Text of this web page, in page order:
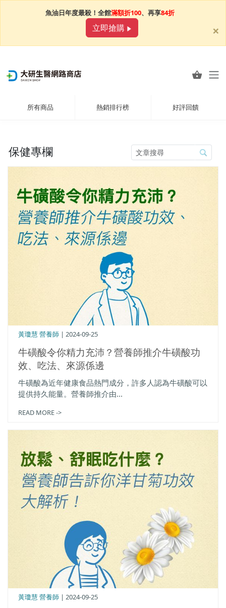
魚油日年度最殺！全館滿額折100、再享84折
立即搶購 ×
所有商品 熱銷排行榜 好評回饋
保健專欄
牛磺酸令你精力充沛？營養師推介牛磺酸功
效、吃法、來源係邊
黃瓊慧 營養師 | 2024-09-25
牛磺酸為近年健康食品熱門成分，許多人認為牛磺酸可以
提供持久能量。營養師推介由...
READ MORE ->
黃瓊慧 營養師 | 2024-09-25